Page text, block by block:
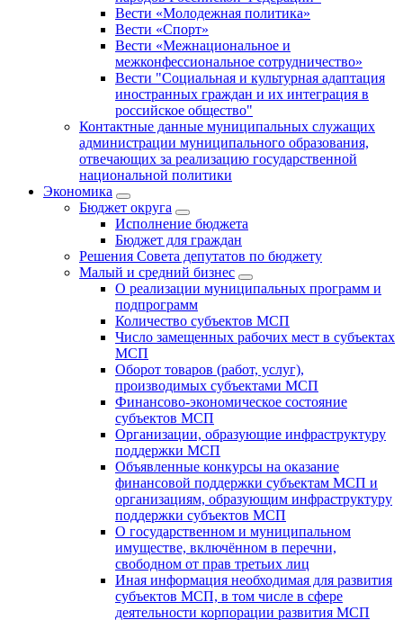
Вести «Молодежная политика»
Вести «Спорт»
Вести «Межнациональное и
межконфессиональное сотрудничество»
Вести "Социальная и культурная адаптация
иностранных граждан и их интеграция в
российское общество"
Контактные данные муниципальных служащих
администрации муниципального образования,
отвечающих за реализацию государственной
национальной политики
Экономика
Бюджет округa
Исполнение бюджета
Бюджет для граждан
Решения Совета депутатов по бюджету
Малый и средний бизнес
О реализации муниципальных программ и
подпрограмм
Количество субъектов МСП
Число замещенных рабочих мест в субъектах
МСП
Оборот товаров (работ, услуг),
производимых субъектами МСП
Финансово-экономическое состояние
субъектов МСП
Организации, образующие инфраструктуру
поддержки МСП
Объявленные конкурсы на оказание
финансовой поддержки субъектам МСП и
организациям, образующим инфраструктуру
поддержки субъектов МСП
О государственном и муниципальном
имуществе, включённом в перечни,
свободном от прав третьих лиц
Иная информация необходимая для развития
субъектов МСП, в том числе в сфере
деятельности корпорации развития МСП